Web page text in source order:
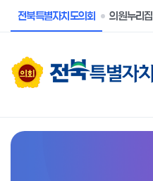
전북특별자치도의회 의원누리집